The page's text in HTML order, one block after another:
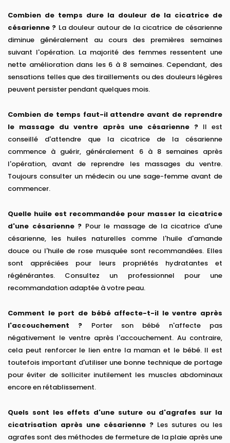
Combien de temps dure la douleur de la cicatrice de
césarienne ? La douleur autour de la cicatrice de césarienne
diminue généralement au cours des premières semaines
suivant l'opération. La majorité des femmes ressentent une
nette amélioration dans les 6 à 8 semaines. Cependant, des
sensations telles que des tiraillements ou des douleurs légères
peuvent persister pendant quelques mois.
Combien de temps faut-il attendre avant de reprendre
le massage du ventre après une césarienne ? Il est
conseillé d'attendre que la cicatrice de la césarienne
commence à guérir, généralement 6 à 8 semaines après
l'opération, avant de reprendre les massages du ventre.
Toujours consulter un médecin ou une sage-femme avant de
commencer.
Quelle huile est recommandée pour masser la cicatrice
d'une césarienne ? Pour le massage de la cicatrice d'une
césarienne, les huiles naturelles comme l'huile d'amande
douce ou l'huile de rose musquée sont recommandées. Elles
sont appréciées pour leurs propriétés hydratantes et
régénérantes. Consultez un professionnel pour une
recommandation adaptée à votre peau.
Comment le port de bébé affecte-t-il le ventre après
l'accouchement ? Porter son bébé n'affecte pas
négativement le ventre après l'accouchement. Au contraire,
cela peut renforcer le lien entre la maman et le bébé. Il est
toutefois important d'utiliser une bonne technique de portage
pour éviter de solliciter inutilement les muscles abdominaux
encore en rétablissement.
Quels sont les effets d'une suture ou d'agrafes sur la
cicatrisation après une césarienne ? Les sutures ou les
agrafes sont des méthodes de fermeture de la plaie après une